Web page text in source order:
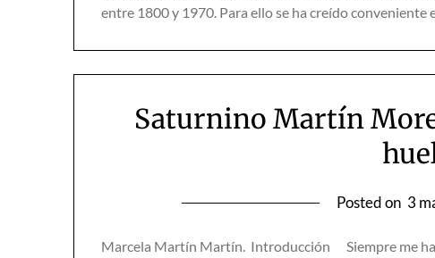
entre 1800 y 1970. Para ello se ha creído
Saturnino Martín
Posted on 3
Marcela Martín Martín. Introducción Siempre me ha